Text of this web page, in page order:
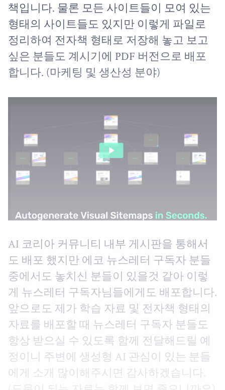
책입니다. 물론 모든 사이트들이 모여 있는
형태의 사이트들도 있지만 이렇게 파일로
정리하여 전자책 형태로 저장해 놓고 보고
싶은 분들도 계시기에 PDF 버전으로 배포
합니다. (마케팅 및 생산성 분야)
AI 코리아 커뮤니티 내부 게시판을 통해서
도 배포 했지만 에코 뉴스레터 구독자 분들
중에서도 놓치신 분들이 있을것 같아 이렇
게 뉴스레터 구독자님들에게도 배포합니다.
앞으로도 제가 학습 자료 및 전자책 형태의
자료를 배포할 때 뉴스레터 구독자 분들도
항상 받으실 수 있도록 함께 전달해드릴 예
정이니 주변에 생성형 AI 관심이 있는 분들
에게 소개 많이해주시면 감사하겠습니다.